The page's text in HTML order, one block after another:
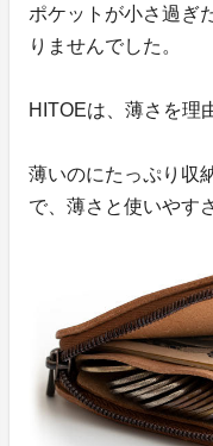
ポケットが小さ過ぎ
りませんでした。
HITOEは、薄さを理
薄いのにたっぷり収
で、薄さと使いやす